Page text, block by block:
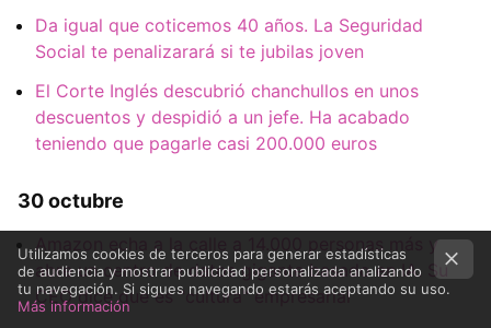
Da igual que coticemos 40 años. La Seguridad
Social te penalizarará si te jubilas joven
El Corte Inglés descubrió chanchullos en unos
descuentos y despidió a un jefe. Ha acabado
teniendo que pagarle casi 200.000 euros
30 octubre
Amazon echa a la calle a 14.000 personas más y
abre un centro de datos gigante basado en IA. Su
CEO dice que es "cultura" empresarial
Utilizamos cookies de terceros para generar estadísticas
de audiencia y mostrar publicidad personalizada analizando
tu navegación. Si sigues navegando estarás aceptando su uso.
Más información